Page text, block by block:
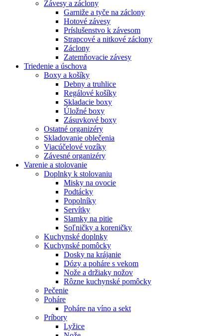
Závesy a záclony
Garniže a tyče na záclony
Hotové závesy
Príslušenstvo k závesom
Strapcové a nitkové záclony
Záclony
Zatemňovacie závesy
Triedenie a úschova
Boxy a košíky
Debny a truhlice
Regálové košíky
Skladacie boxy
Úložné boxy
Zásuvkové boxy
Ostatné organizéry
Skladovanie oblečenia
Viacúčelové vozíky
Závesné organizéry
Varenie a stolovanie
Doplnky k stolovaniu
Misky na ovocie
Podtácky
Popolníky
Servítky
Slamky na pitie
Soľničky a koreničky
Kuchynské doplnky
Kuchynské pomôcky
Dosky na krájanie
Dózy a poháre s vekom
Nože a držiaky nožov
Rôzne kuchynské pomôcky
Pečenie
Poháre
Poháre na víno a sekt
Príbory
Lyžice